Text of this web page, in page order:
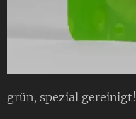
grün, spezial gereinigt!